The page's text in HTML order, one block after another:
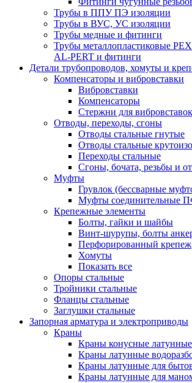
Трубы в ППУ ПЭ изоляции
Трубы в ВУС, УС изоляции
Трубы медные и фитинги
Трубы металлопластиковые
AL-PERT и фитинги
Детали трубопроводов, хомуты и
Компенсаторы и вибровставки
Вибровставки
Компенсаторы
Стержни для вибровставок
Отводы, переходы, сгоны
Отводы стальные гнутые
Отводы стальные
Переходы стальные
Сгоны, бочата, резьбы и
Муфты
Грувлок (бессварные
Муфты соединительные
Крепежные элементы
Болты, гайки и шайбы
Винт-шурупы, болты
Перфорированный крепеж
Хомуты
Показать все
Опоры стальные
Тройники стальные
Фланцы стальные
Заглушки стальные
Запорная арматура и электроприводы
Краны
Краны конусные латунные
Краны латунные
Краны латунные для
Краны латунные для